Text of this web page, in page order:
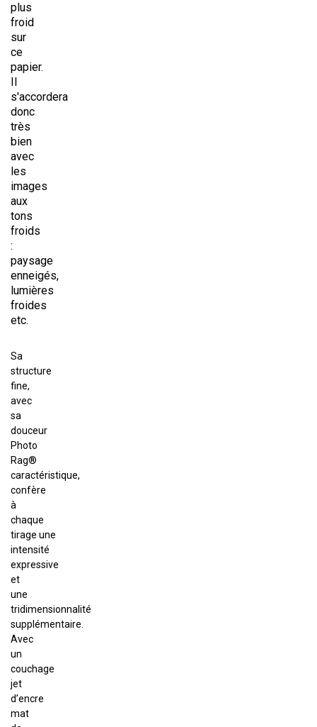
plus
froid
sur
ce
papier.
Il
s'accordera
donc
très
bien
avec
les
images
aux
tons
froids
:
paysage
enneigés,
lumières
froides
etc.
Sa
structure
fine,
avec
sa
douceur
Photo
Rag®
caractéristique,
confère
à
chaque
tirage une
intensité
expressive
et
une
tridimensionnalité
supplémentaire.
Avec
un
couchage
jet
d’encre
mat